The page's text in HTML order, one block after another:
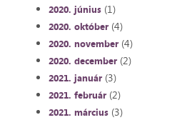
2020. június(1)
2020. október(4)
2020. november(4)
2020. december(2)
2021. január(3)
2021. február(2)
2021. március(3)